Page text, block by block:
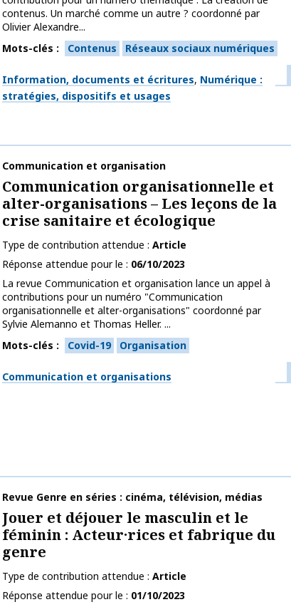
contenus. Un marché comme un autre ? coordonné par
Olivier Alexandre...
Mots-clés
Contenus Réseaux sociaux numériques
Thématiques
Information, documents et écritures Numérique :
stratégies, dispositifs et usages
Nom de la publication
Communication et organisation
Communication organisationnelle et
alter-organisations – Les leçons de la
crise sanitaire et écologique
Type de contribution attendue
Article
Réponse attendue pour le
06/10/2023
La revue Communication et organisation lance un appel à
contributions pour un numéro "Communication
organisationnelle et alter-organisations" coordonné par
Sylvie Alemanno et Thomas Heller. ...
Mots-clés
Covid-19 Organisation
Thématiques
Communication et organisations
Nom de la publication
Revue Genre en séries : cinéma, télévision, médias
Jouer et déjouer le masculin et le
féminin : Acteur·rices et fabrique du
genre
Type de contribution attendue
Article
Réponse attendue pour le
01/10/2023